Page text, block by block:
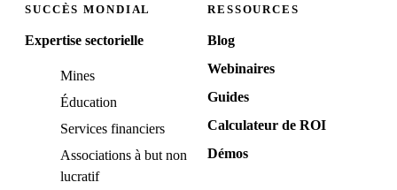
SUCCÈS MONDIAL
Expertise sectorielle
Mines
Éducation
Services financiers
Associations à but non
lucratif
RESSOURCES
Blog
Webinaires
Guides
Calculateur de ROI
Démos